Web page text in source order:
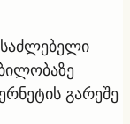
გარეშე